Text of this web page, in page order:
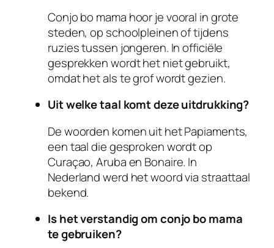
Conjo bo mama hoor je vooral in grote
steden, op schoolpleinen of tijdens
ruzies tussen jongeren. In officiële
gesprekken wordt het niet gebruikt,
omdat het als te grof wordt gezien.
Uit welke taal komt deze uitdrukking?
De woorden komen uit het Papiaments,
een taal die gesproken wordt op
Curaçao, Aruba en Bonaire. In
Nederland werd het woord via straattaal
bekend.
Is het verstandig om conjo bo mama
te gebruiken?